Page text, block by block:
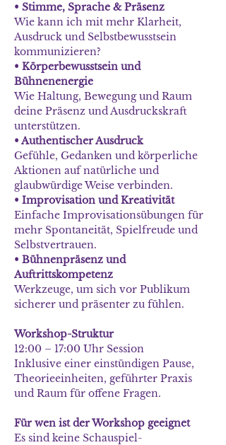
• Stimme, Sprache & Präsenz
Wie kann ich mit mehr Klarheit,
Ausdruck und Selbstbewusstsein
kommunizieren?
• Körperbewusstsein und
Bühnenenergie
Wie Haltung, Bewegung und Raum
deine Präsenz und Ausdruckskraft
unterstützen.
• Authentischer Ausdruck
Gefühle, Gedanken und körperliche
Aktionen auf natürliche und
glaubwürdige Weise verbinden.
• Improvisation und Kreativität
Einfache Improvisationsübungen für
mehr Spontaneität, Spielfreude und
Selbstvertrauen.
• Bühnenpräsenz und
Auftrittskompetenz
Werkzeuge, um sich vor Publikum
sicherer und präsenter zu fühlen.
Workshop-Struktur
12:00 – 17:00 Uhr Session
Inklusive einer einstündigen Pause,
Theorieeinheiten, geführter Praxis
und Raum für offene Fragen.
Für wen ist der Workshop geeignet
Es sind keine Schauspiel-